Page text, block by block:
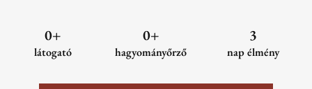
látogató
0+
hagyományőrző
0+
nap élmény
3